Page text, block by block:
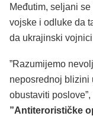
Međutim, seljani
vojske i odluke da
da ukrajinski
”Razumijemo
neposrednoj blizini
obustaviti
”Antiterorističke